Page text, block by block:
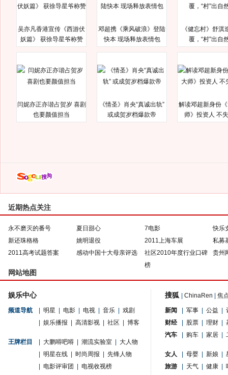
吴亦凡香港宣传《西游伏
妖篇》 获徐导星爷称赞
邓超携《乘风破浪》登陆
快本 现场释放表情包
《健忘村》舒淇
覆，“村”出自
闫妮亦正亦谐占贺岁 喜剧
也要颜值担当
《情圣》肖央“真诚出轨”
或成贺岁档爆款帝
解读邓超新身份
师》投资人 不
近期热点关注
永不磨灭的番号 夏日甜心 7电影
快乐
新还珠格格
姚明退役 2011上海车展
私募
2011高考试题答案
感动中国十大母亲评选
社区2010年度行业口碑
榜
贵州
网站地图
娱乐中心
频道导航 明星 电影 电视 音乐
戏剧
娱乐播报 高清影视 社区 博客
王牌栏目 大鹏嘚吧嘚 潮流实验室
大人物
明星在线 时尚周报
先锋人物
电影评审团 电视收视榜
搜狐 ChinaRen 焦
新闻 军事 公益
财经
股票 理财
汽车
购车 家居
女人 母婴 新娘
旅游
天气 健康